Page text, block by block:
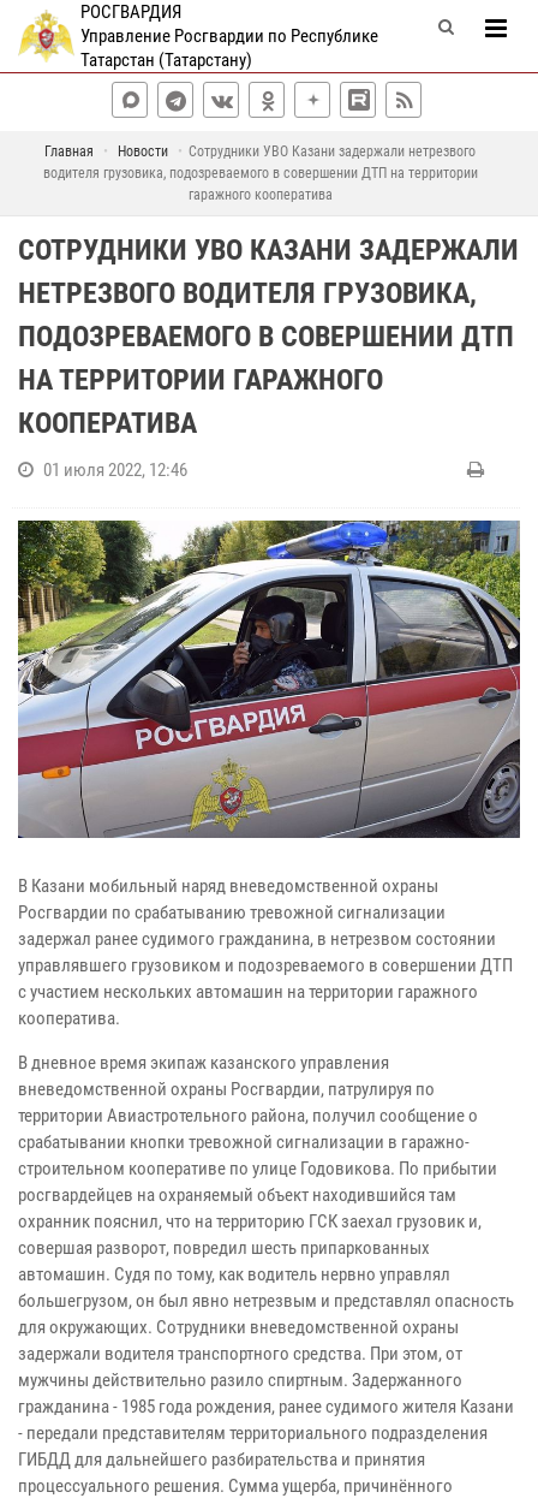
РОСГВАРДИЯ
Управление Росгвардии по Республике
Татарстан (Татарстану)
Главная Новости
Сотрудники УВО Казани задержали нетрезвого
водителя грузовика, подозреваемого в совершении ДТП на территории
гаражного кооператива
СОТРУДНИКИ УВО КАЗАНИ ЗАДЕРЖАЛИ
НЕТРЕЗВОГО ВОДИТЕЛЯ ГРУЗОВИКА,
ПОДОЗРЕВАЕМОГО В СОВЕРШЕНИИ ДТП
НА ТЕРРИТОРИИ ГАРАЖНОГО
КООПЕРАТИВА
01 июля 2022, 12:46
В Казани мобильный наряд вневедомственной охраны
Росгвардии по срабатыванию тревожной сигнализации
задержал ранее судимого гражданина, в нетрезвом состоянии
управлявшего грузовиком и подозреваемого в совершении ДТП
с участием нескольких автомашин на территории гаражного
кооператива.
В дневное время экипаж казанского управления
вневедомственной охраны Росгвардии, патрулируя по
территории Авиастротельного района, получил сообщение о
срабатывании кнопки тревожной сигнализации в гаражно-
строительном кооперативе по улице Годовикова. По прибытии
росгвардейцев на охраняемый объект находившийся там
охранник пояснил, что на территорию ГСК заехал грузовик и,
совершая разворот, повредил шесть припаркованных
автомашин. Судя по тому, как водитель нервно управлял
большегрузом, он был явно нетрезвым и представлял опасность
для окружающих. Сотрудники вневедомственной охраны
задержали водителя транспортного средства. При этом, от
мужчины действительно разило спиртным. Задержанного
гражданина - 1985 года рождения, ранее судимого жителя Казани
- передали представителям территориального подразделения
ГИБДД для дальнейшего разбирательства и принятия
процессуального решения. Сумма ущерба, причинённого